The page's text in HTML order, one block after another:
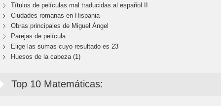
Títulos de películas mal traducidas al español II
Ciudades romanas en Hispania
Obras principales de Miguel Ángel
Parejas de película
Elige las sumas cuyo resultado es 23
Huesos de la cabeza (1)
Top 10 Matemáticas: